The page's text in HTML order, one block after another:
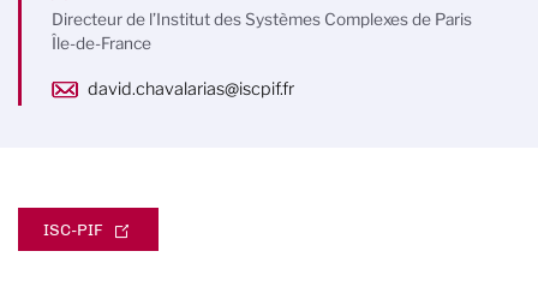
Directeur de l’Institut des Systèmes Complexes de Paris
Île-de-France
david.chavalarias@iscpif.fr
ISC-PIF